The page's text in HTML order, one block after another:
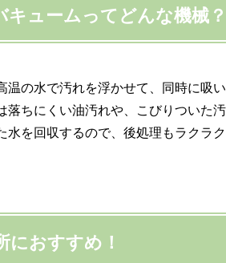
ュームってどんな機械？
の水で汚れを浮かせて、同時に吸い
ちにくい油汚れや、こびりついた汚
を回収するので、後処理もラクラク
おすすめ！